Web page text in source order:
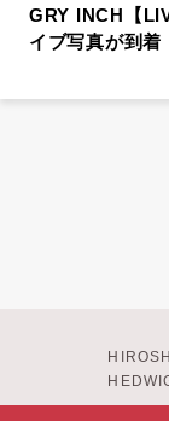
GRY INCH【
イブ写真が到着